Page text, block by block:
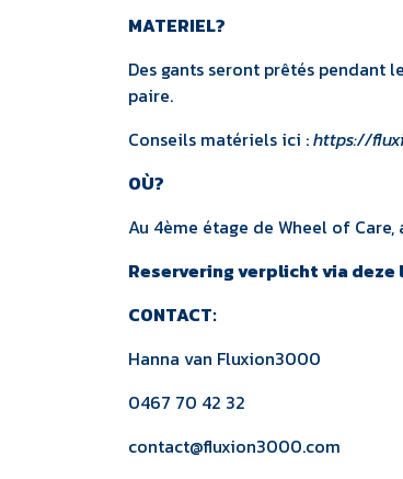
MATERIEL?
Des gants seront prêtés pendant
paire.
Conseils matériels ici :https://
OÙ?
Au 4ème étage de Wheel of
Reservering verplicht via deze
CONTACT:
Hanna van Fluxion3000
0467 70 42 32
contact@fluxion3000.com